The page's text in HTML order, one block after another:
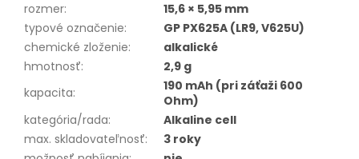
rozmer:
15,6 × 5,95 mm
typové označenie:
GP PX625A (LR9, V625U)
chemické zloženie:
alkalické
hmotnosť:
2,9 g
kapacita:
190 mAh (pri záťaži 600
Ohm)
kategória/rada:
Alkaline cell
max. skladovateľnosť:
3 roky